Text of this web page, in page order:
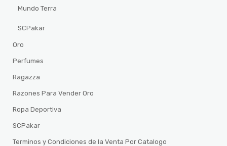
Mundo Terra
SCPakar
Oro
Perfumes
Ragazza
Razones Para Vender Oro
Ropa Deportiva
SCPakar
Terminos y Condiciones de la Venta Por Catalogo